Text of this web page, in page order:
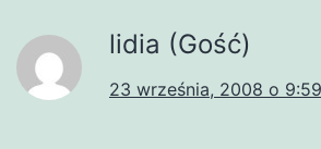
lidia (Gość)
23 września, 2008 o